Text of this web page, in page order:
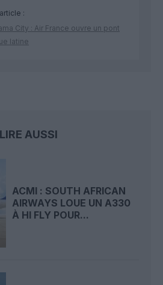
:
City : Air France ouvre un pont
latine
LIRE AUSSI
ACMI : SOUTH AFRICAN
AIRWAYS LOUE UN A330
À HI FLY POUR...